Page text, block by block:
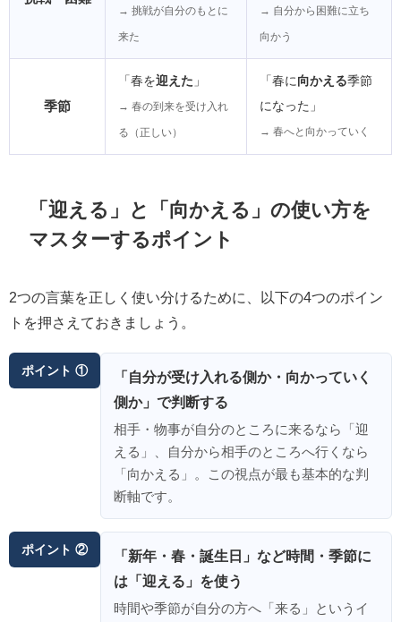
→ 挑戦が自分のもとに
来た
→ 自分から困難に立ち
向かう
季節
「春を迎えた 」
→ 春の到来を受け入れ
る（正しい）
「春に 向かえる季節
になった」
→ 春へと向かっていく
「迎える」と「向かえる」の使い方を
マスターするポイント
2つの言葉を正しく使い分けるために、以下の4つのポイン
トを押さえておきましょう。
ポイント ①
「自分が受け入れる側か・向かっていく
側か」で判断する
相手・物事が自分のところに来るなら「迎
える」、自分から相手のところへ行くなら
「向かえる」。この視点が最も基本的な判
断軸です。
ポイント ②
「新年・春・誕生日」など時間・季節に
は「迎える」を使う
時間や季節が自分の方へ「来る」というイ